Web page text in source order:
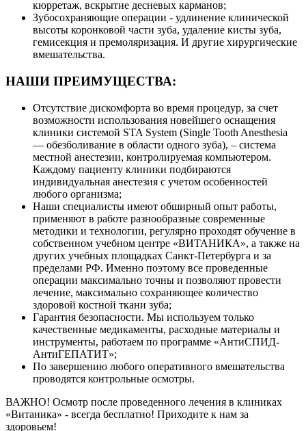
кюрретаж, вскрытие десневых карманов;
Зубосохраняющие операции - удлинение клинической
высоты коронковой части зуба, удаление кисты зуба,
гемисекция и премоляризация. И другие хирургические
вмешательства.
НАШИ ПРЕИМУЩЕСТВА:
Отсутствие дискомфорта во время процедур, за счет
возможности использования новейшего оснащения
клиники системой STA System (Single Tooth Anesthesia
— обезболивание в области одного зуба), – система
местной анестезии, контролируемая компьютером.
Каждому пациенту клиники подбираются
индивидуальная анестезия с учетом особенностей
любого организма;
Наши специалисты имеют обширный опыт работы,
применяют в работе разнообразные современные
методики и технологии, регулярно проходят обучение в
собственном учебном центре «ВИТАНИКА», а также на
других учебных площадках Санкт-Петербурга и за
пределами РФ. Именно поэтому все проведенные
операции максимально точны и позволяют провести
лечение, максимально сохраняющее количество
здоровой костной ткани зуба;
Гарантия безопасности. Мы используем только
качественные медикаменты, расходные материалы и
инструменты, работаем по программе «АнтиСПИД-
АнтиГЕПАТИТ»;
По завершению любого оперативного вмешательства
проводятся контрольные осмотры.
ВАЖНО! Осмотр после проведенного лечения в клиниках
«Витаника» - всегда бесплатно! Приходите к нам за
здоровьем!